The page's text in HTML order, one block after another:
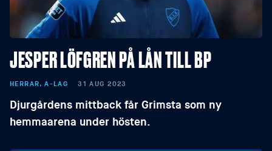
JESPER LÖFGREN PÅ LÅN TILL BP
HERRAR, A-LAG 31 AUG 2023
Djurgårdens mittback får Grimsta som ny
hemmaarena under hösten.